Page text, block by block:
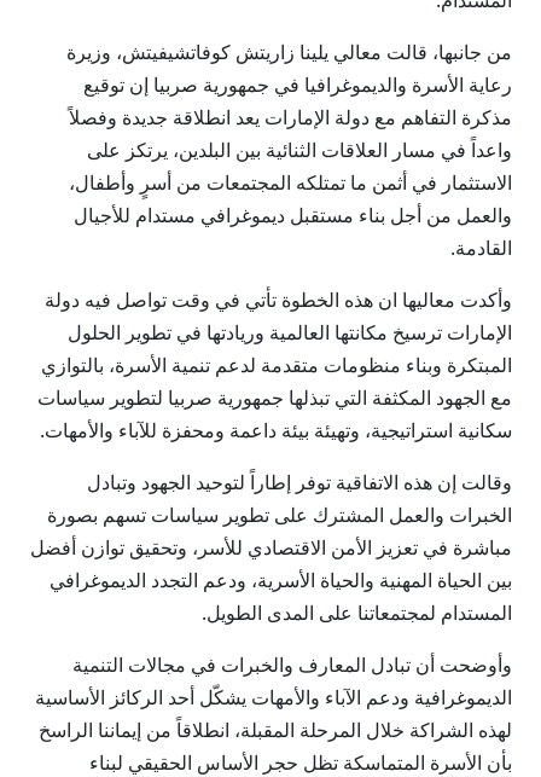
من جانبها، قالت معالي يلينا زاريتش كوفاتشيفيتش، وزيرة
رعاية الأسرة والديموغرافيا في جمهورية صربيا إن توقيع
مذكرة التفاهم مع دولة الإمارات يعد انطلاقة جديدة وفصلاً
واعداً في مسار العلاقات الثنائية بين البلدين، يرتكز على
الاستثمار في أثمن ما تمتلكه المجتمعات من أسرٍ وأطفال،
والعمل من أجل بناء مستقبل ديموغرافي مستدام للأجيال
القادمة.
وأكدت معاليها ان هذه الخطوة تأتي في وقت تواصل فيه دولة
الإمارات ترسيخ مكانتها العالمية وريادتها في تطوير الحلول
المبتكرة وبناء منظومات متقدمة لدعم تنمية الأسرة، بالتوازي
مع الجهود المكثفة التي تبذلها جمهورية صربيا لتطوير سياسات
سكانية استراتيجية، وتهيئة بيئة داعمة ومحفزة للآباء والأمهات.
وقالت إن هذه الاتفاقية توفر إطاراً لتوحيد الجهود وتبادل
الخبرات والعمل المشترك على تطوير سياسات تسهم بصورة
مباشرة في تعزيز الأمن الاقتصادي للأسر، وتحقيق توازن أفضل
بين الحياة المهنية والحياة الأسرية، ودعم التجدد الديموغرافي
المستدام لمجتمعاتنا على المدى الطويل.
وأوضحت أن تبادل المعارف والخبرات في مجالات التنمية
الديموغرافية ودعم الآباء والأمهات يشكّل أحد الركائز الأساسية
لهذه الشراكة خلال المرحلة المقبلة، انطلاقاً من إيماننا الراسخ
بأن الأسرة المتماسكة تظل حجر الأساس الحقيقي لبناء